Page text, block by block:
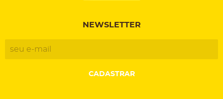
NEWSLETTER
CADASTRAR